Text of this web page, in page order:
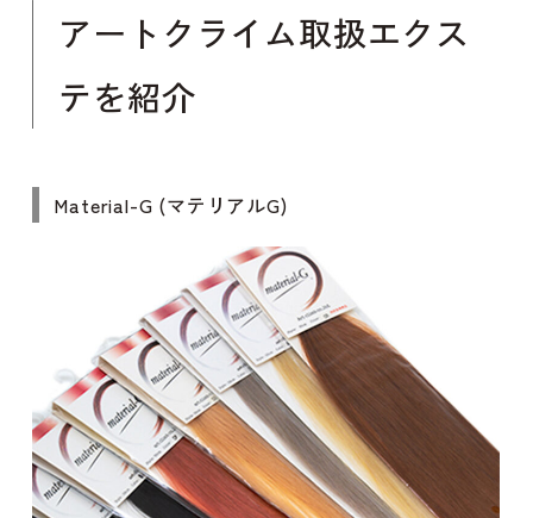
アートクライム取扱エクス
テを紹介
Material-G (マテリアルG)